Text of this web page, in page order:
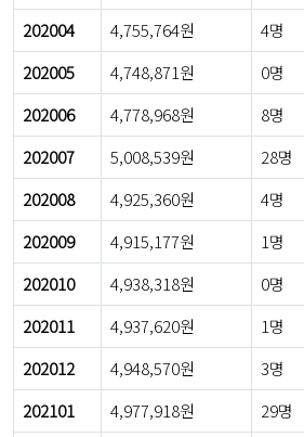
202004
4,755,764원 4명
202005
4,748,871원 0명
202006
4,778,968원 8명
202007
5,008,539원 28명
202008
4,925,360원 4명
202009
4,915,177원 1명
202010
4,938,318원 0명
202011
4,937,620원 1명
202012
4,948,570원 3명
202101
4,977,918원 29명